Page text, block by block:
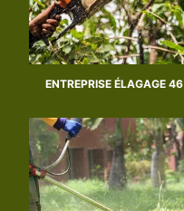
ENTREPRISE ÉLAGAGE 46